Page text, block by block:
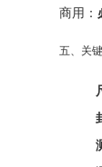
商用：
五、关